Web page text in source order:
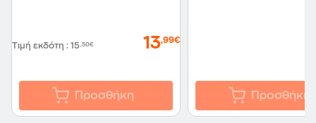
Τιμή εκδότη : 15,50€ 13,99€
Προσθήκη Προσθήκη